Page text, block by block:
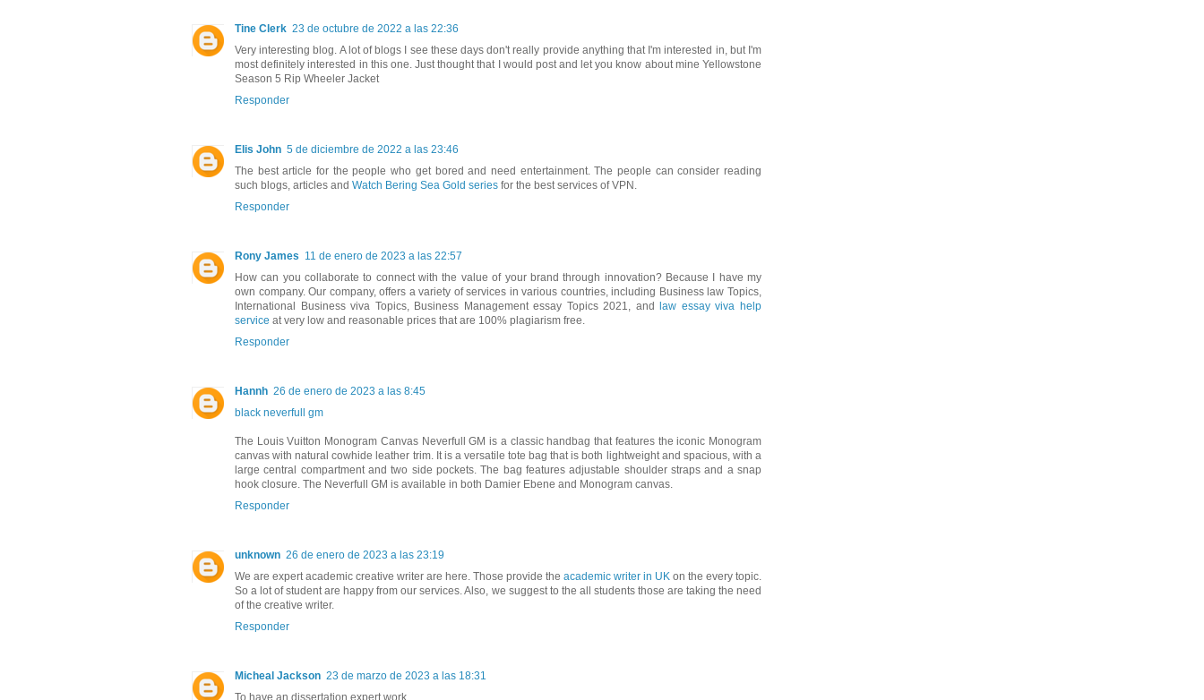
Tine Clerk 23 de octubre de 2022 a las 22:36
Very interesting blog. A lot of blogs I see these days don't really provide anything that I'm interested in, but I'm
most definitely interested in this one. Just thought that I would post and let you know about mine Yellowstone
Season 5 Rip Wheeler Jacket
Responder
Elis John 5 de diciembre de 2022 a las 23:46
The best article for the people who get bored and need entertainment. The people can consider reading
such blogs, articles and Watch Bering Sea Gold series for the best services of VPN.
Responder
Rony James 11 de enero de 2023 a las 22:57
How can you collaborate to connect with the value of your brand through innovation? Because I have my
own company. Our company, offers a variety of services in various countries, including Business law Topics,
International Business viva Topics, Business Management essay Topics 2021, and
law essay viva help
service at very low and reasonable prices that are 100% plagiarism free.
Responder
Hannh 26 de enero de 2023 a las 8:45
black neverfull gm
The Louis Vuitton Monogram Canvas Neverfull GM is a classic handbag that features the iconic Monogram
canvas with natural cowhide leather trim. It is a versatile tote bag that is both lightweight and spacious, with a
large central compartment and two side pockets. The bag features adjustable shoulder straps and a snap
hook closure. The Neverfull GM is available in both Damier Ebene and Monogram canvas.
Responder
unknown 26 de enero de 2023 a las 23:19
We are expert academic creative writer are here. Those provide the academic writer in UK on the every topic.
So a lot of student are happy from our services. Also, we suggest to the all students those are taking the need
of the creative writer.
Responder
Micheal Jackson 23 de marzo de 2023 a las 18:31